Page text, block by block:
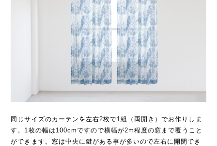
同じサイズのカーテンを左右2枚で1組（両開き）でお作りしま
す。1枚の幅は100cmですので横幅が2m程度の窓まで覆うこと
ができます。窓は中央に鍵がある事が多いので左右に開閉でき